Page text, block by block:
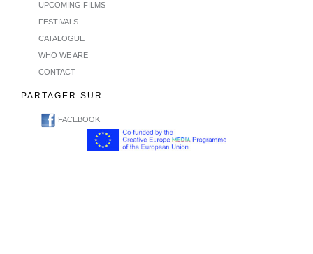
UPCOMING FILMS
FESTIVALS
CATALOGUE
WHO WE ARE
CONTACT
PARTAGER SUR
FACEBOOK